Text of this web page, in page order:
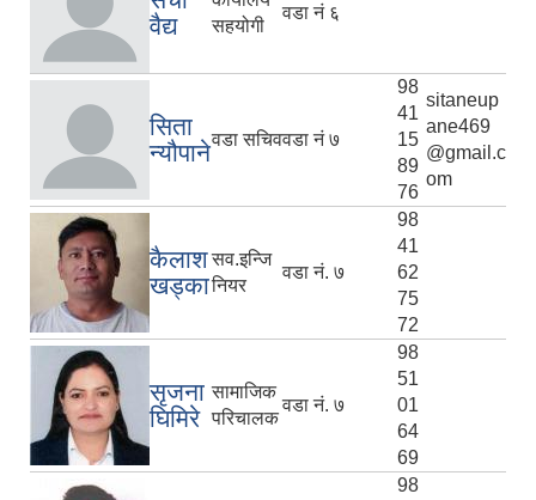
वैद्य
सहयोगी
वडा नं ६
सिता
न्यौपानेवडा सचिववडा नं ७
98
41
15
89
76
sitaneup
ane469
@gmail.c
om
कैलाश
खड्का
सव.इन्जि
नियर
वडा नं. ७
98
41
62
75
72
सृजना
घिमिरे
सामाजिक
परिचालक
वडा नं. ७
98
51
01
64
69
98